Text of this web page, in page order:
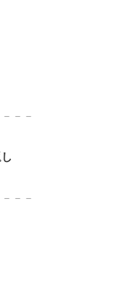
－－
－－